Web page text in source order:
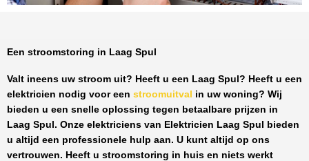
Een stroomstoring in Laag Spul
Valt ineens uw stroom uit? Heeft u een Laag Spul ? Heeft u een
elektricien nodig voor een stroomuitval in uw woning? Wij
bieden u een snelle oplossing tegen betaalbare prijzen in
Laag Spul . Onze elektriciens van Elektricien Laag Spul
bieden
u altijd een professionele hulp aan. U kunt altijd op ons
vertrouwen. Heeft u stroomstoring in huis en niets werkt